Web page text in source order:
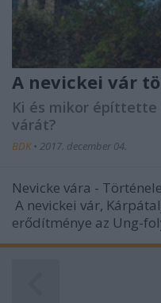
A nevickei vár
Ki és mikor
várát?
BDK • 2017. december 04.
Nevicke vára -
A nevickei vár,
erődítménye az Ung-